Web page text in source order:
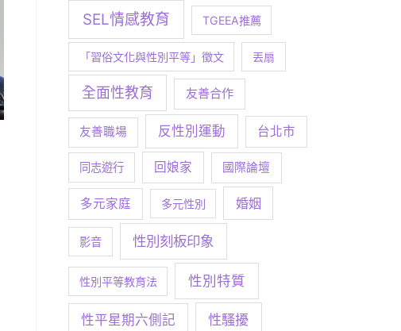
SEL情感教育 TGEEA推薦
「習俗文化與性別平等」徵文 丟扇
全面性教育 友善合作
友善職場 反性別運動 台北市
同志遊行 回娘家 國際論壇
多元家庭 多元性別 婚姻
影音 性別刻板印象
性別平等教育法 性別特質
性平星期六側記 性騷擾